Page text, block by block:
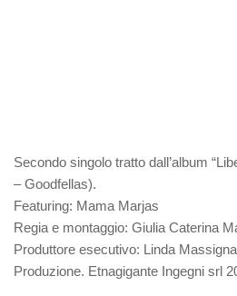
Secondo singolo tratto dall’album
– Goodfellas).
Featuring: Mama Marjas
Regia e montaggio: Giulia Caterina
Produttore esecutivo: Linda
Produzione. Etnagigante Ingegni srl